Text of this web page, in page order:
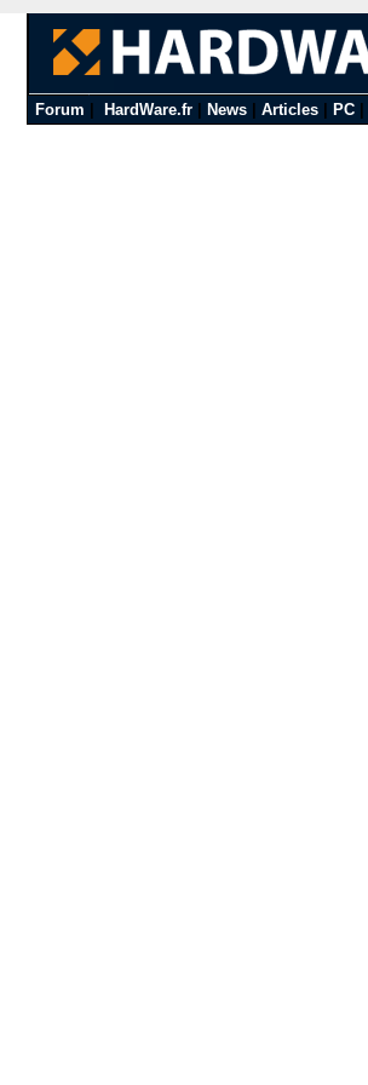
Forum HardWare.fr| News| Articles| PC|